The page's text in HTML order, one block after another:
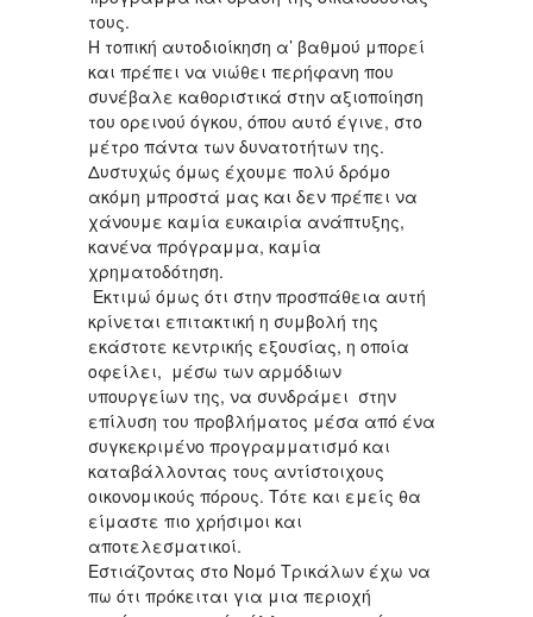
τους.
Η τοπική αυτοδιοίκηση α’ βαθμού μπορεί
και πρέπει να νιώθει περήφανη που
συνέβαλε καθοριστικά στην αξιοποίηση
του ορεινού όγκου, όπου αυτό έγινε, στο
μέτρο πάντα των δυνατοτήτων της.
Δυστυχώς όμως έχουμε πολύ δρόμο
ακόμη μπροστά μας και δεν πρέπει να
χάνουμε καμία ευκαιρία ανάπτυξης,
κανένα πρόγραμμα, καμία
χρηματοδότηση.
Εκτιμώ όμως ότι στην προσπάθεια αυτή
κρίνεται επιτακτική η συμβολή της
εκάστοτε κεντρικής εξουσίας, η οποία
οφείλει, μέσω των αρμόδιων
υπουργείων της, να συνδράμει στην
επίλυση του προβλήματος μέσα από ένα
συγκεκριμένο προγραμματισμό και
καταβάλλοντας τους αντίστοιχους
οικονομικούς πόρους. Τότε και εμείς θα
είμαστε πιο χρήσιμοι και
αποτελεσματικοί.
Εστιάζοντας στο Νομό Τρικάλων έχω να
πω ότι πρόκειται για μια περιοχή